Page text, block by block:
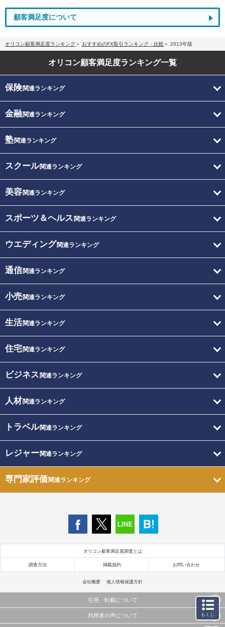
顧客満足度について
オリコン顧客満足度ランキング おすすめのFX取引ランキング・比較 2013年版
オリコン顧客満足度ランキング一覧
保険関連ランキング
金融関連ランキング
塾関連ランキング
スクール関連ランキング
美容関連ランキング
スポーツ＆ヘルス 関連ランキング
ウエディング関連ランキング
通信関連ランキング
小売関連ランキング
生活関連ランキング
住宅関連ランキング
ビジネス 関連ランキング
人材関連ランキング
トラベル関連ランキング
レジャー関連ランキング
専門家評価関連ランキング
オリコン顧客満足度調査とは
調査方法 掲載規約 お問い合わせ
会社概要 個人情報保護方針
引用・転載について
当サイトで公開されている情報（文字、写真、イラスト、画像データ等）及びこれらの配置・
利用者の声について もくじ